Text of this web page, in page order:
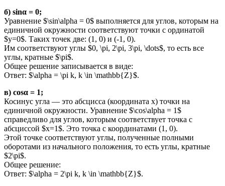
б) sinα = 0;
Уравнение $\sin\alpha = 0$ выполняется для углов, которым на
единичной окружности соответствуют точки с ординатой
$y=0$. Таких точек две: (1, 0) и (-1, 0).
Им соответствуют углы $0, \pi, 2\pi, 3\pi, \dots$, то есть все
углы, кратные $\pi$.
Общее решение записывается в виде:
Ответ: $\alpha = \pi k, k \in \mathbb{Z}$.
в) cosα = 1;
Косинус угла — это абсцисса (координата x) точки на
единичной окружности. Уравнение $\cos\alpha = 1$
справедливо для углов, которым соответствует точка с
абсциссой $x=1$. Это точка с координатами (1, 0).
Этой точке соответствуют углы, полученные полными
оборотами из начального положения, то есть углы, кратные
$2\pi$.
Общее решение:
Ответ: $\alpha = 2\pi k, k \in \mathbb{Z}$.